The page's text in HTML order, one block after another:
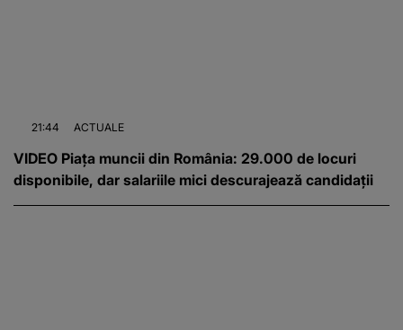
21:44 ACTUALE
VIDEO Piața muncii din România: 29.000 de locuri
disponibile, dar salariile mici descurajează candidații